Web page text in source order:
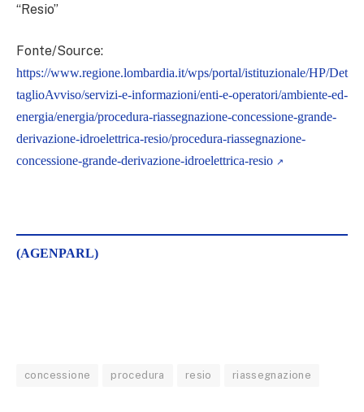
“Resio”
Fonte/Source:
https://www.regione.lombardia.it/wps/portal/istituzionale/HP/Det
taglioAvviso/servizi-e-informazioni/enti-e-operatori/ambiente-ed-
energia/energia/procedura-riassegnazione-concessione-grande-
derivazione-idroelettrica-resio/procedura-riassegnazione-
concessione-grande-derivazione-idroelettrica-resio
(AGENPARL)
concessione procedura resio riassegnazione